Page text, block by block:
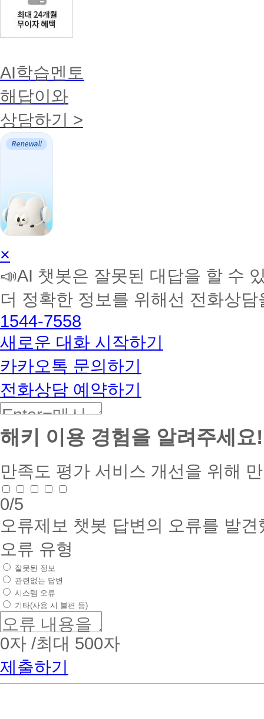
AI학습멘토
해답이와
상담하기 >
AI
학
습
토
커
BETA
×
📣AI 챗봇은 잘못된 대답을 할 수
더 정확한 정보를 위해선 전화상
1544-7558
새로운 대화 시작하기
카카오톡 문의하기
전화상담 예약하기
해키 이용 경험을 알려주세요!
만족도 평가 서비스 개선을 위해
0/5
오류제보 챗봇 답변의 오류를 발
오류 유형
잘못된 정보
관련없는 답변
시스템 오류
기타(사용 시 불편 등)
0자 /최대 500자
제출하기